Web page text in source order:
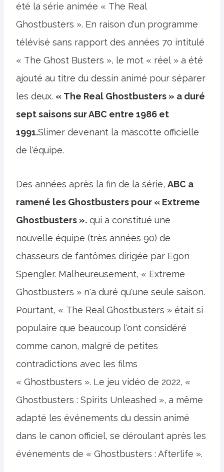
été la série animée « The Real
Ghostbusters ». En raison d'un programme
télévisé sans rapport des années 70 intitulé
« The Ghost Busters », le mot « réel » a été
ajouté au titre du dessin animé pour séparer
les deux. « The Real Ghostbusters » a duré
sept saisons sur ABC entre 1986 et
1991.Slimer devenant la mascotte officielle
de l'équipe.
Des années après la fin de la série, ABC a
ramené les Ghostbusters pour « Extreme
Ghostbusters ». qui a constitué une
nouvelle équipe (très années 90) de
chasseurs de fantômes dirigée par Egon
Spengler. Malheureusement, « Extreme
Ghostbusters » n'a duré qu'une seule saison.
Pourtant, « The Real Ghostbusters » était si
populaire que beaucoup l'ont considéré
comme canon, malgré de petites
contradictions avec les films
« Ghostbusters ». Le jeu vidéo de 2022, «
Ghostbusters : Spirits Unleashed », a même
adapté les événements du dessin animé
dans le canon officiel, se déroulant après les
événements de « Ghostbusters : Afterlife ».